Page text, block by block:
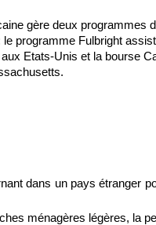
gère deux programmes
programme Fulbright
Etats-Unis et la bourse
dans un pays étranger
ménagères légères, la